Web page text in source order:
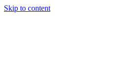
Skip to content